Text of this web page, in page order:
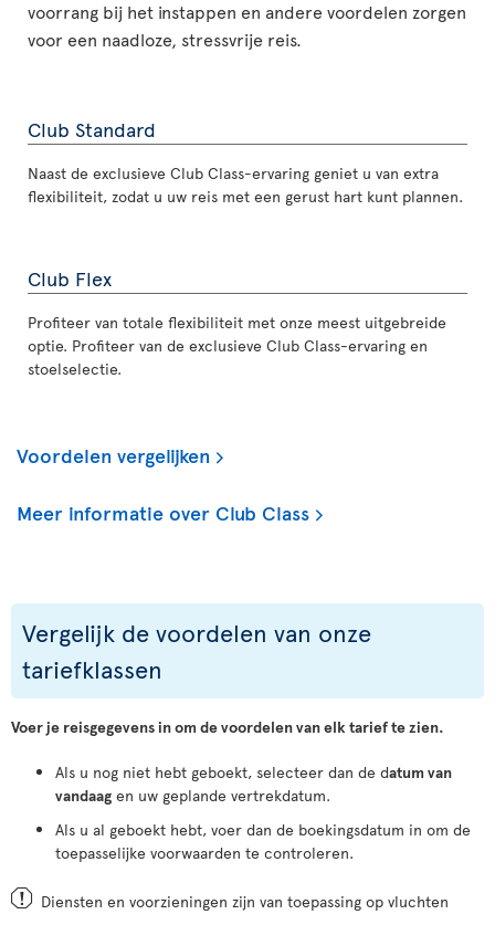
voorrang bij het instappen en andere voordelen zorgen
voor een naadloze, stressvrije reis.
Club Standard
Naast de exclusieve Club Class-ervaring geniet u van extra
flexibiliteit, zodat u uw reis met een gerust hart kunt plannen.
Club Flex
Profiteer van totale flexibiliteit met onze meest uitgebreide
optie. Profiteer van de exclusieve Club Class-ervaring en
stoelselectie.
Voordelen vergelijken
Meer informatie over Club Class
Vergelijk de voordelen van onze
tariefklassen
Voer je reisgegevens in om de voordelen van elk tarief te zien.
Als u nog niet hebt geboekt, selecteer dan de datum van
vandaag en uw geplande vertrekdatum.
Als u al geboekt hebt, voer dan de boekingsdatum in om de
toepasselijke voorwaarden te controleren.
Diensten en voorzieningen zijn van toepassing op vluchten